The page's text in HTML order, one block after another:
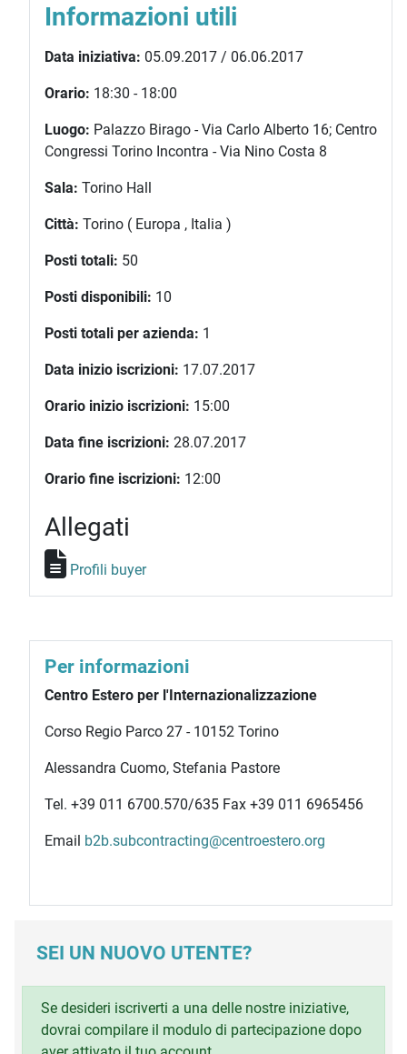
Informazioni utili
Data iniziativa: 05.09.2017 / 06.06.2017
Orario: 18:30 - 18:00
Luogo: Palazzo Birago - Via Carlo Alberto 16; Centro
Congressi Torino Incontra - Via Nino Costa 8
Sala: Torino Hall
Città: Torino ( Europa , Italia )
Posti totali: 50
Posti disponibili: 10
Posti totali per azienda: 1
Data inizio iscrizioni: 17.07.2017
Orario inizio iscrizioni: 15:00
Data fine iscrizioni: 28.07.2017
Orario fine iscrizioni: 12:00
Allegati
Profili buyer
Per informazioni
Centro Estero per l'Internazionalizzazione
Corso Regio Parco 27 - 10152 Torino
Alessandra Cuomo, Stefania Pastore
Tel. +39 011 6700.570/635 Fax +39 011 6965456
Email b2b.subcontracting@centroestero.org
SEI UN NUOVO UTENTE?
Se desideri iscriverti a una delle nostre iniziative,
dovrai compilare il modulo di partecipazione dopo